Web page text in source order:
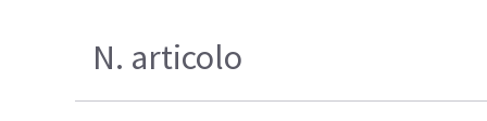
N. articolo